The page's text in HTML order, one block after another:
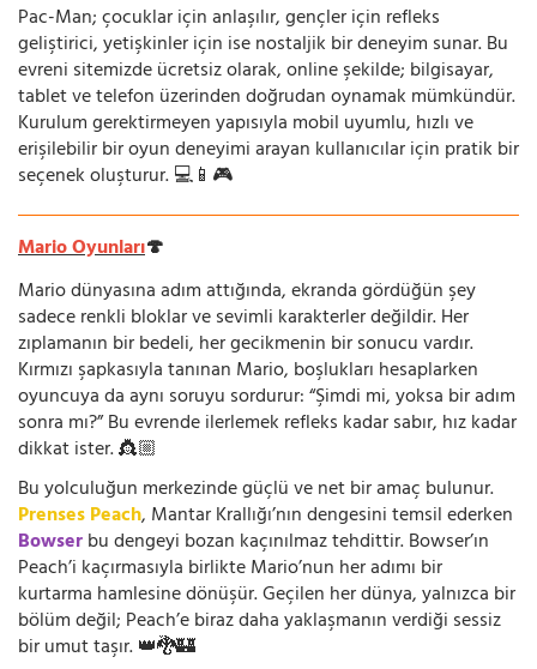
Pac-Man; çocuklar için anlaşılır, gençler için refleks
geliştirici, yetişkinler için ise nostaljik bir deneyim sunar. Bu
evreni sitemizde ücretsiz olarak, online şekilde; bilgisayar,
tablet ve telefon üzerinden doğrudan oynamak mümkündür.
Kurulum gerektirmeyen yapısıyla mobil uyumlu, hızlı ve
erişilebilir bir oyun deneyimi arayan kullanıcılar için pratik bir
seçenek oluşturur. 💻📱🎮
Mario Oyunları🍄
Mario dünyasına adım attığında, ekranda gördüğün şey
sadece renkli bloklar ve sevimli karakterler değildir. Her
zıplamanın bir bedeli, her gecikmenin bir sonucu vardır.
Kırmızı şapkasıyla tanınan Mario, boşlukları hesaplarken
oyuncuya da aynı soruyu sordurur: “Şimdi mi, yoksa bir adım
sonra mı?” Bu evrende ilerlemek refleks kadar sabır, hız kadar
dikkat ister. 👸🏼
Bu yolculuğun merkezinde güçlü ve net bir amaç bulunur.
Prenses Peach, Mantar Krallığı’nın dengesini temsil ederken
Bowserbu dengeyi bozan kaçınılmaz tehdittir. Bowser’ın
Peach’i kaçırmasıyla birlikte Mario’nun her adımı bir
kurtarma hamlesine dönüşür. Geçilen her dünya, yalnızca bir
bölüm değil; Peach’e biraz daha yaklaşmanın verdiği sessiz
bir umut taşır. 👑🐉🏰